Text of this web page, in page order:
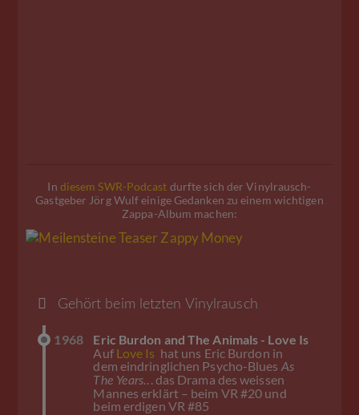
In diesem SWR-Podcast durfte sich der Vinylrausch-
Gastgeber Jörg Wulf einige Gedanken zu einem wichtigen
Zappa-Album machen:
Gehört beim letzten Vinylrausch
1968
Eric Burdon and The Animals - Love Is
Auf Love Is hat uns Eric Burdon in
dem eindringlichen Psycho-Blues As
The Years.. . das Drama des weissen
Mannes erklärt – beim VR #20 und
beim erdigen VR #85